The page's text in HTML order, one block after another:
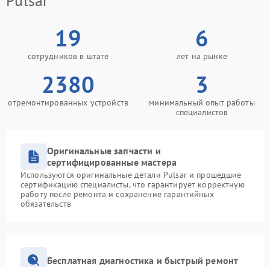
19
сотрудников в штате
6
лет на рынке
2380
отремонтированных устройств
3
минимальный опыт работы
специалистов
Оригинальные запчасти и
сертифицированные мастера
Используются оригинальные детали Pulsar и прошедшие
сертификацию специалисты, что гарантирует корректную
работу после ремонта и сохранение гарантийных
обязательств
Бесплатная диагностика и быстрый ремонт